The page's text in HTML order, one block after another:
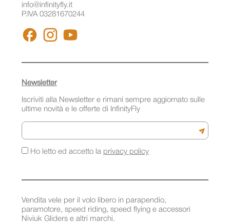
info@infinityfly.it
P.IVA 03281670244
FACEBOOKINSTAGRAM
Vendita vele per il volo libero in parapendio,
paramotore, speed riding, speed flying e accessori
Niviuk Gliders e altri marchi.
Newsletter
Iscriviti alla Newsletter e rimani sempre aggiornato sulle
ultime novità e le offerte di InfinityFly
Email
Iscriviti
Ho letto ed accetto la privacy policy